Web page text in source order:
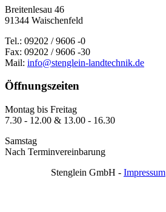
Breitenlesau 46
91344 Waischenfeld
Tel.: 09202 / 9606 -0
Fax: 09202 / 9606 -30
Mail: info@stenglein-landtechnik.de
Öffnungszeiten
Montag bis Freitag
7.30 - 12.00 & 13.00 - 16.30
Samstag
Nach Terminvereinbarung
Stenglein GmbH - Impressum